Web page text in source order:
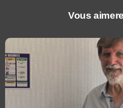
Vous